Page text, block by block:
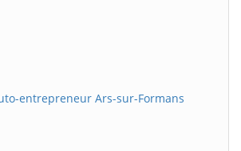
entrepreneur Ars-sur-Formans